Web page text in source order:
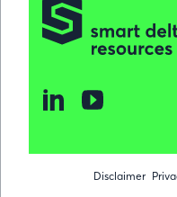
Disclaimer